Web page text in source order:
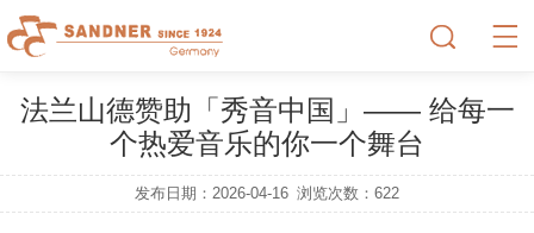
法兰山德赞助「秀音中国」—— 给每一
个热爱音乐的你一个舞台
发布日期：2026-04-16 浏览次数：622